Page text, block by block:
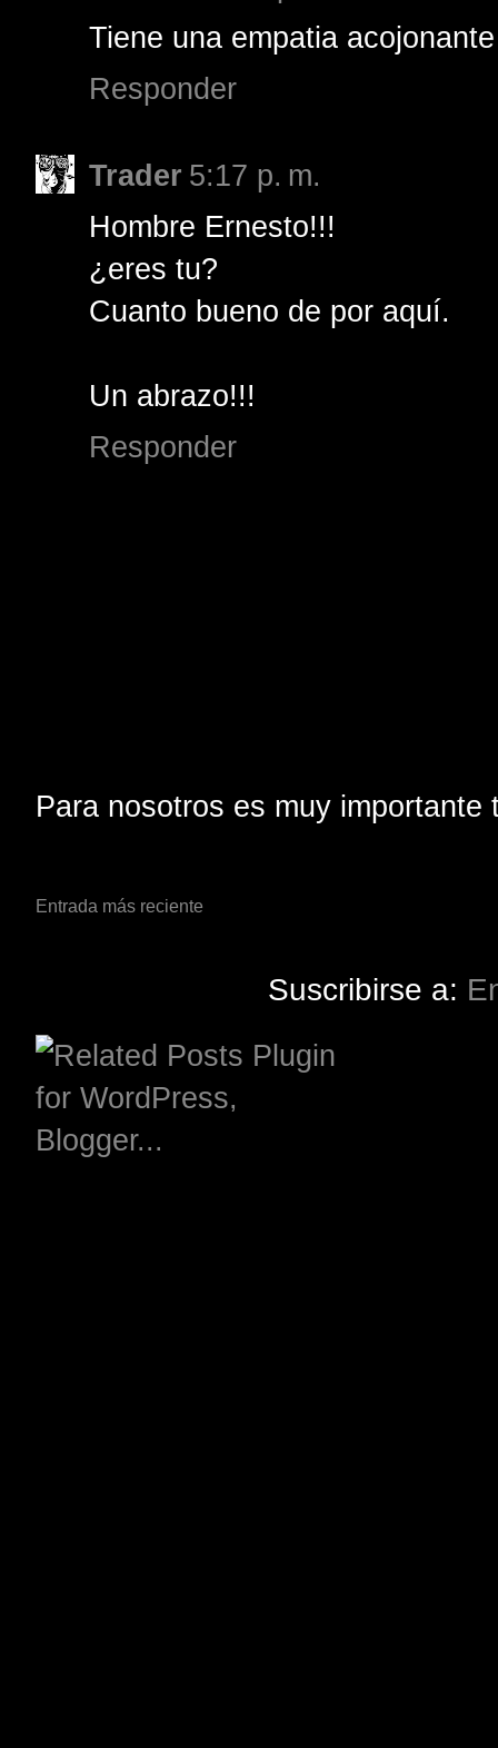
Tiene una empatia
Responder
Trader 5:17 p. m.
Hombre Ernesto!!!
¿eres tu?
Cuanto bueno de por aquí.
Un abrazo!!!
Responder
Para nosotros es muy
Entrada más reciente
Suscribirse a: